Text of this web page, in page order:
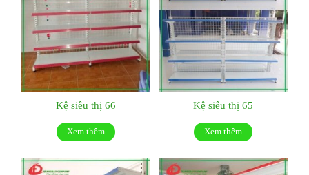
Kệ siêu thị 66
Xem thêm
Kệ siêu thị 65
Xem thêm